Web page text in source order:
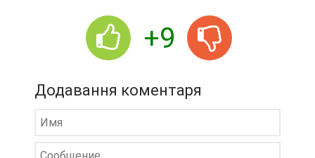
+9
Додавання коментаря